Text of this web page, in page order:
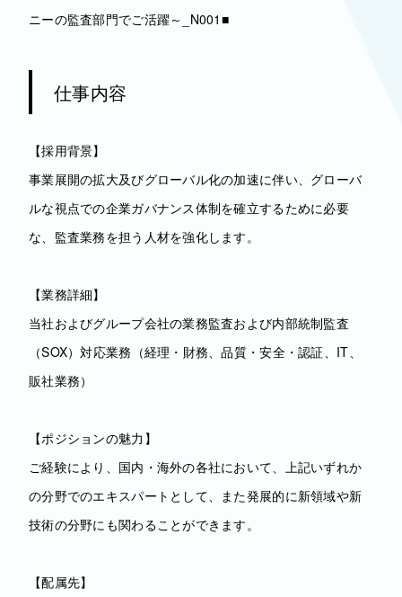
ニーの監査部門でご活躍～_N001■
仕事内容
【採用背景】
事業展開の拡大及びグローバル化の加速に伴い、グローバ
ルな視点での企業ガバナンス体制を確立するために必要
な、監査業務を担う人材を強化します。
【業務詳細】
当社およびグループ会社の業務監査および内部統制監査
（SOX）対応業務（経理・財務、品質・安全・認証、IT、
販社業務）
【ポジションの魅力】
ご経験により、国内・海外の各社において、上記いずれか
の分野でのエキスパートとして、また発展的に新領域や新
技術の分野にも関わることができます。
【配属先】